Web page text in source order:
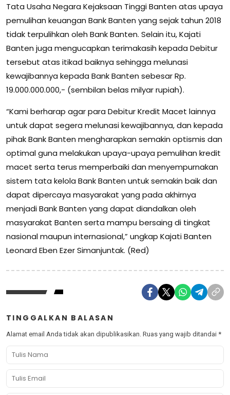
Tata Usaha Negara Kejaksaan Tinggi Banten atas upaya
pemulihan keuangan Bank Banten yang sejak tahun 2018
tidak terpulihkan oleh Bank Banten. Selain itu, Kajati
Banten juga mengucapkan terimakasih kepada Debitur
tersebut atas itikad baiknya sehingga melunasi
kewajibannya kepada Bank Banten sebesar Rp.
19.000.000.000,- (sembilan belas milyar rupiah).
“Kami berharap agar para Debitur Kredit Macet lainnya
untuk dapat segera melunasi kewajibannya, dan kepada
pihak Bank Banten mengharapkan semakin optismis dan
optimal guna melakukan upaya-upaya pemulihan kredit
macet serta terus memperbaiki dan menyempurnakan
sistem tata kelola Bank Banten untuk semakin baik dan
dapat dipercaya masyarakat yang pada akhirnya
menjadi Bank Banten yang dapat diandalkan oleh
masyarakat Banten serta mampu bersaing di tingkat
nasional maupun internasional,” ungkap Kajati Banten
Leonard Eben Ezer Simanjuntak. (Red)
TINGGALKAN BALASAN
Alamat email Anda tidak akan dipublikasikan. Ruas yang wajib ditandai *